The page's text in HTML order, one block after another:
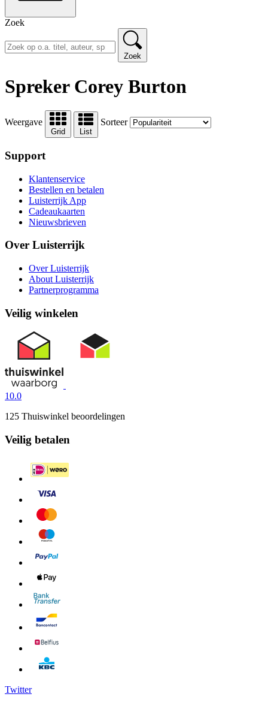
Zoek
Zoek
Spreker Corey Burton
Weergave
Grid List
Sorteer
Support
Klantenservice
Bestellen en betalen
Luisterrijk App
Cadeaukaarten
Nieuwsbrieven
Over Luisterrijk
Over Luisterrijk
About Luisterrijk
Partnerprogramma
Veilig winkelen
10.0
125 Thuiswinkel beoordelingen
Veilig betalen
Twitter